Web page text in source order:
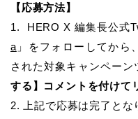
【応募方法】
1. HERO X 編集長公式
a 」をフォローしてから
された対象キャンペーン
する】コメントを付けて
2. 上記で応募は完了とな